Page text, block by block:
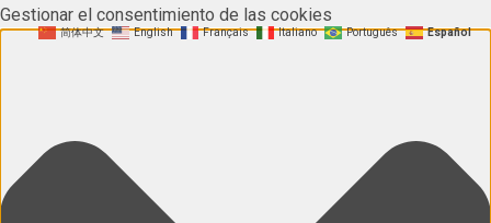
Gestionar el consentimiento de las cookies
简体中文 English Français Italiano Português Español